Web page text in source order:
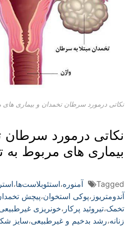
نکاتی درمورد سرطان تخمدان و بیماری های
نکاتی درمورد سرطان
بیماری های مربوط به
Tagged آمنوره،استئوبلاست‌ها،
آندومتریوز ،پوکی استخوان،پیچش
تخمک،تیروئید پرکار ،خونریزی
زنانه،رشد بدخیم و غیرطبیعی،سایز